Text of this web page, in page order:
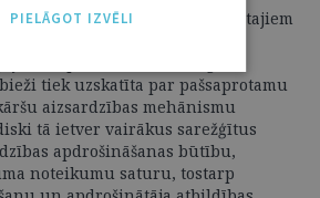
viens no visplašāk izmantotajiem
apdrošināšanas
apdrošināšana. Lai gan
tiek uzskatīta par pašsaprotamu
aizsardzības mehānismu
tā ietver vairākus sarežģītus
apdrošināšanas būtību,
noteikumu saturu, tostarp
PIELĀGOT IZVĒLI